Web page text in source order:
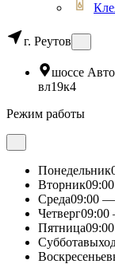
г. Реутов
шоссе
вл19к4
Режим работы
Понедельник
Вторник
Среда09:00 —
Четверг09:00
Пятница
Суббота
Воскресенье